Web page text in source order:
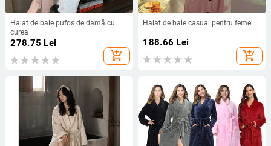
Halat de baie pufos de damă cu
curea
278.75 Lei
add_shopping_cart
Halat de baie casual pentru femei
188.66 Lei
add_shopping_cart